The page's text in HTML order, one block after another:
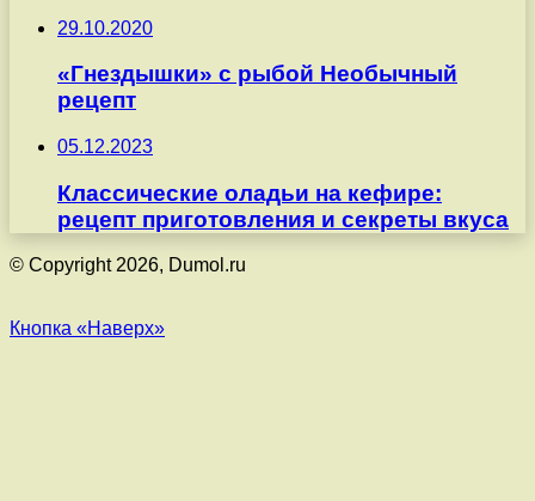
29.10.2020
«Гнездышки» с рыбой Необычный
рецепт
05.12.2023
Классические оладьи на кефире:
рецепт приготовления и секреты вкуса
© Copyright 2026, Dumol.ru
Кнопка «Наверх»